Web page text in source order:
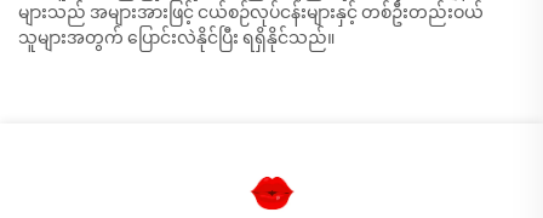
များသည် အများအားဖြင့် ငယ်စဉ်လုပ်ငန်းများနှင့် တစ်ဦးတည်းဝယ်
သူများအတွက် ပြောင်းလဲနိုင်ပြီး ရရှိနိုင်သည်။